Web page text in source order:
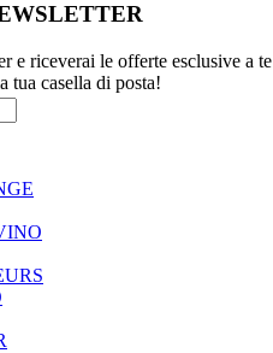
e riceverai le offerte esclusive a te
tua casella di posta!